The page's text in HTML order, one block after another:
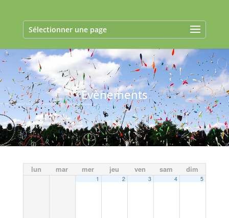
Sélectionner une page
Evènements
lun mar mer jeu ven sam dim
1 2 3 4 5